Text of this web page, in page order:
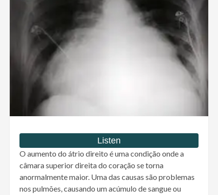
O aumento do átrio direito é uma condição onde a
câmara superior direita do coração se torna
anormalmente maior. Uma das causas são problemas
nos pulmões, causando um acúmulo de sangue ou